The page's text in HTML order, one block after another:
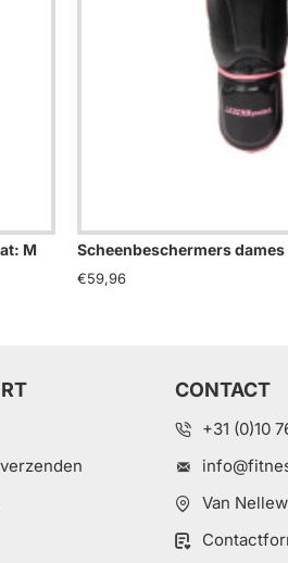
M Scheenbeschermers dames
€59,96
CONTACT
+31 (0)10
Van